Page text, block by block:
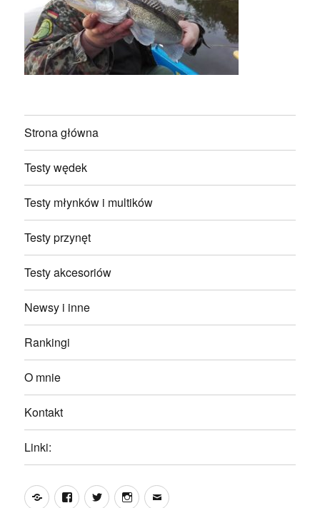
Strona główna
Testy wędek
Testy młynków i multików
Testy przynęt
Testy akcesoriów
Newsy i inne
Rankingi
O mnie
Kontakt
Linki:
Yelp Facebook
TwitterInstagram
Email